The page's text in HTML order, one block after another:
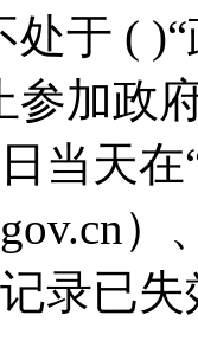
处于 (
参加政
当天
录已